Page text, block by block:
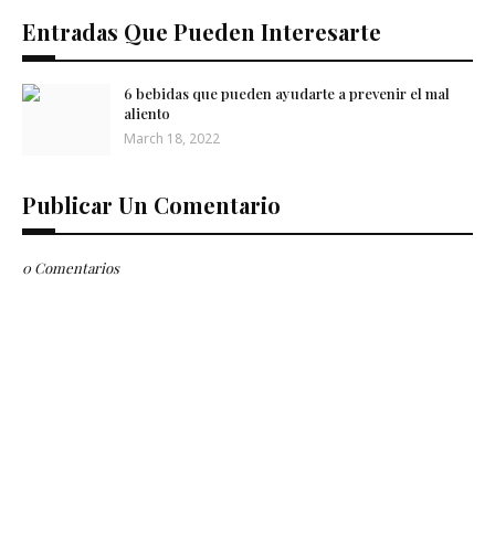
Entradas Que Pueden Interesarte
6 bebidas que pueden ayudarte a prevenir el mal
aliento
March 18, 2022
Publicar Un Comentario
0 Comentarios